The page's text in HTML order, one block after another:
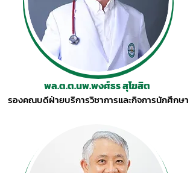
พล.ต.ต.นพ.พงศ์ธร สุโฆสิต
รองคณบดีฝ่ายบริการวิชาการและกิจการนักศึกษา